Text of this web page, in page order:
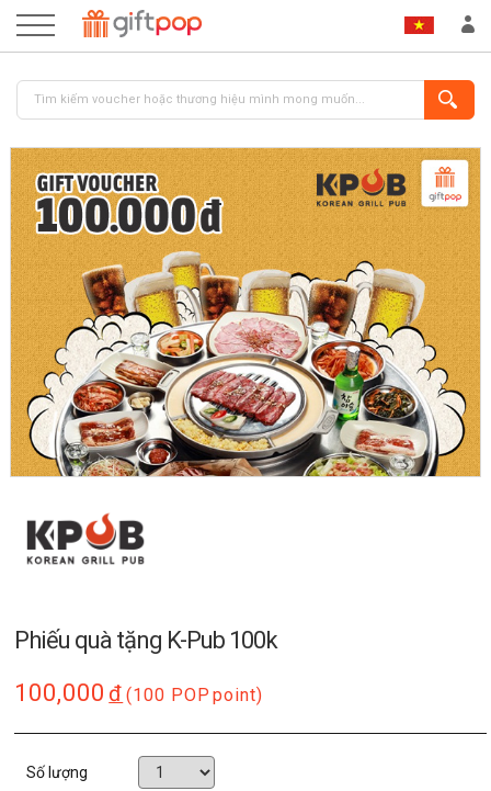
ĐĂNG NHẬP ĐĂNG KÝ
Phiếu quà tặng K-Pub 100k
100,000 đ (100 POP point)
Số lượng